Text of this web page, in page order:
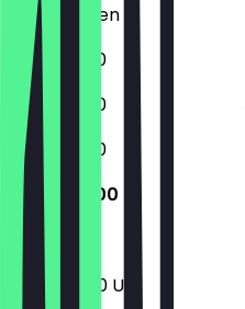
Geschlossen
13:30 - 19:30
13:30 - 19:30
12:30 - 19:30
12:30 - 19:00
12:30 - 19:00 Uhr